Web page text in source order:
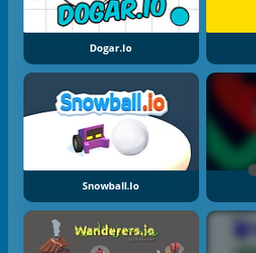
Dogar.io
Snowball.io